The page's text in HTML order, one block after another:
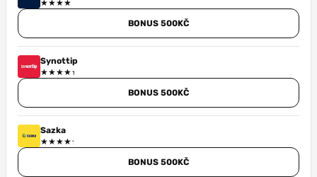
BONUS 500KČ
Synottip
BONUS 500KČ
Sazka
BONUS 500KČ